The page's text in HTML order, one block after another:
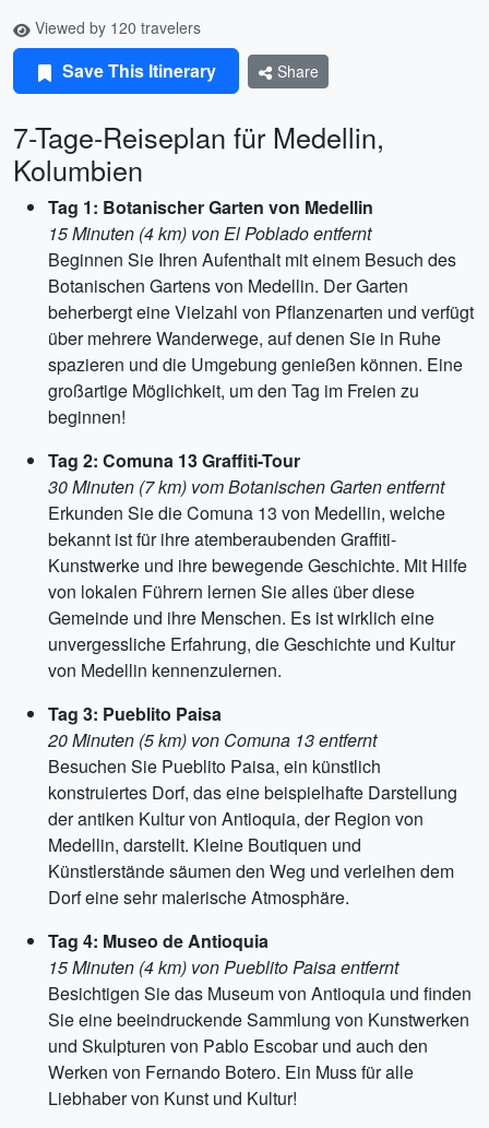
Viewed by 120 travelers
Save This Itinerary Share
7-Tage-Reiseplan für Medellin,
Kolumbien
Tag 1: Botanischer Garten von Medellin
15 Minuten (4 km) von El Poblado entfernt
Beginnen Sie Ihren Aufenthalt mit einem Besuch des
Botanischen Gartens von Medellin. Der Garten
beherbergt eine Vielzahl von Pflanzenarten und verfügt
über mehrere Wanderwege, auf denen Sie in Ruhe
spazieren und die Umgebung genießen können. Eine
großartige Möglichkeit, um den Tag im Freien zu
beginnen!
Tag 2: Comuna 13 Graffiti-Tour
30 Minuten (7 km) vom Botanischen Garten entfernt
Erkunden Sie die Comuna 13 von Medellin, welche
bekannt ist für ihre atemberaubenden Graffiti-
Kunstwerke und ihre bewegende Geschichte. Mit Hilfe
von lokalen Führern lernen Sie alles über diese
Gemeinde und ihre Menschen. Es ist wirklich eine
unvergessliche Erfahrung, die Geschichte und Kultur
von Medellin kennenzulernen.
Tag 3: Pueblito Paisa
20 Minuten (5 km) von Comuna 13 entfernt
Besuchen Sie Pueblito Paisa, ein künstlich
konstruiertes Dorf, das eine beispielhafte Darstellung
der antiken Kultur von Antioquia, der Region von
Medellin, darstellt. Kleine Boutiquen und
Künstlerstände säumen den Weg und verleihen dem
Dorf eine sehr malerische Atmosphäre.
Tag 4: Museo de Antioquia
15 Minuten (4 km) von Pueblito Paisa entfernt
Besichtigen Sie das Museum von Antioquia und finden
Sie eine beeindruckende Sammlung von Kunstwerken
und Skulpturen von Pablo Escobar und auch den
Werken von Fernando Botero. Ein Muss für alle
Liebhaber von Kunst und Kultur!